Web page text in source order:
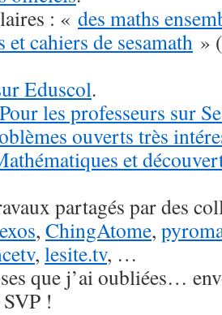
: « des maths
et cahiers de sesamath »
Eduscol.
les professeurs sur
ouverts très
et
partagés par des
, ChingAtome,
, lesite.tv, …
que j’ai oubliées…
!